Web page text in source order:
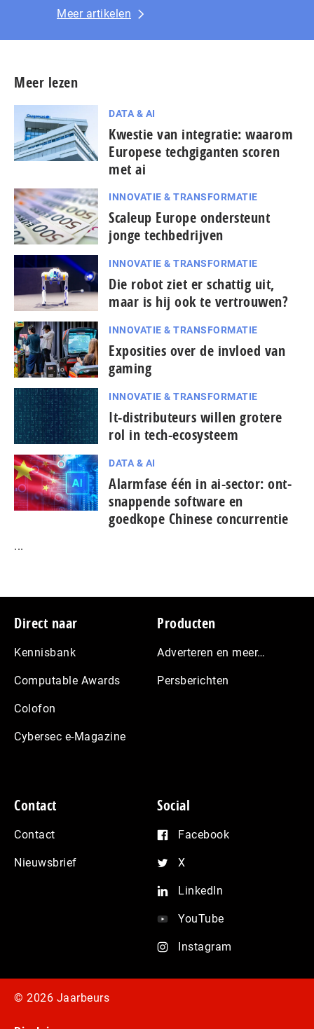
Meer artikelen
Meer lezen
DATA & AI
Kwestie van integratie: waarom
Europese techgiganten scoren
met ai
INNOVATIE & TRANSFORMATIE
Scaleup Europe ondersteunt
jonge techbedrijven
INNOVATIE & TRANSFORMATIE
Die robot ziet er schattig uit,
maar is hij ook te vertrouwen?
INNOVATIE & TRANSFORMATIE
Exposities over de invloed van
gaming
INNOVATIE & TRANSFORMATIE
It-dis­tri­bu­teurs willen grotere
rol in tech-ecosysteem
DATA & AI
Alarmfase één in ai-sector: ont­
snap­pen­de software en
goedkope Chinese con­cur­ren­tie
...
Footer
Direct naar
Kennisbank
Computable Awards
Colofon
Cybersec e-Magazine
Producten
Adverteren en meer…
Persberichten
Contact
Contact
Nieuwsbrief
Social
Facebook
X
LinkedIn
YouTube
Instagram
© 2026 Jaarbeurs